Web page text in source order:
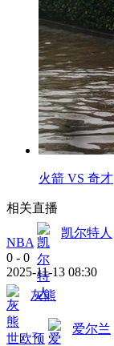
火箭 VS 奇才
相关直播
NBA
凯尔特人
0 - 0
2025-11-13 08:30
灰熊
世欧预
爱尔兰